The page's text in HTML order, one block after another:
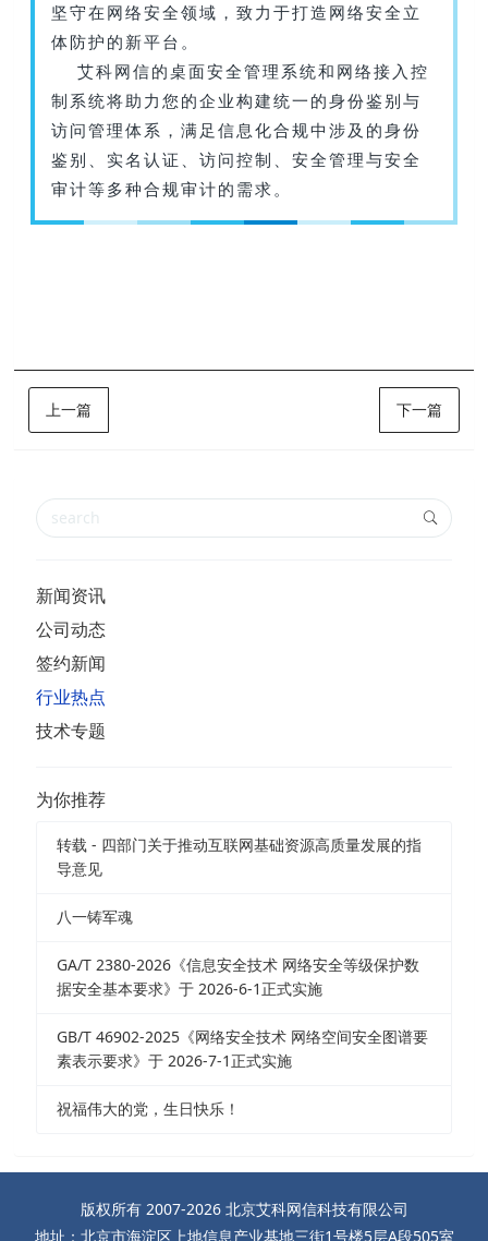
坚守在网络安全领域，致力于打造网络安全立
体防护的新平台。
艾科网信的桌面安全管理系统和网络接入控
制系统将助力您的企业构建统一的身份鉴别与
访问管理体系，满足信息化合规中涉及的身份
鉴别、实名认证、访问控制、安全管理与安全
审计等多种合规审计的需求。
上一篇 下一篇
新闻资讯
公司动态
签约新闻
行业热点
技术专题
为你推荐
转载 - 四部门关于推动互联网基础资源高质量发展的指
导意见
八一铸军魂
GA/T 2380-2026《信息安全技术 网络安全等级保护数
据安全基本要求》于 2026-6-1正式实施
GB/T 46902-2025《网络安全技术 网络空间安全图谱要
素表示要求》于 2026-7-1正式实施
祝福伟大的党，生日快乐！
版权所有 2007-2026 北京艾科网信科技有限公司
地址：北京市海淀区上地信息产业基地三街1号楼5层A段505室